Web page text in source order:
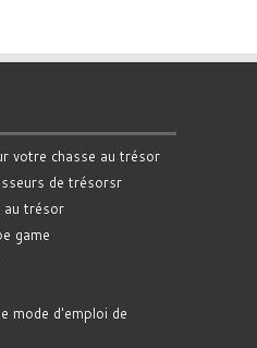
votre chasse au trésor
de trésorsr
au trésor
game
mode d'emploi de